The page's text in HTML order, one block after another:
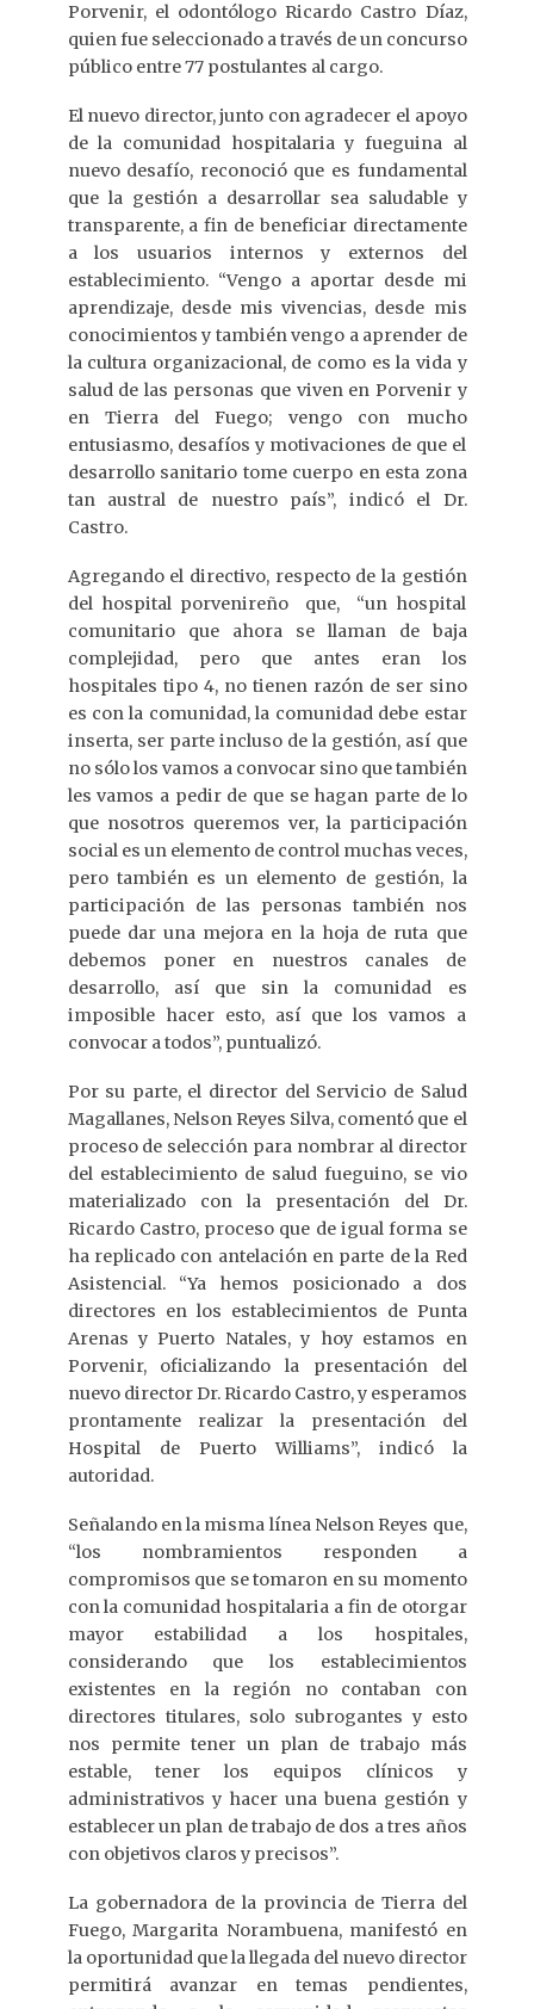
Porvenir, el odontólogo Ricardo Castro Díaz,
quien fue seleccionado a través de un concurso
público entre 77 postulantes al cargo.
El nuevo director, junto con agradecer el apoyo
de la comunidad hospitalaria y fueguina al
nuevo desafío, reconoció que es fundamental
que la gestión a desarrollar sea saludable y
transparente, a fin de beneficiar directamente
a los usuarios internos y externos del
establecimiento. “Vengo a aportar desde mi
aprendizaje, desde mis vivencias, desde mis
conocimientos y también vengo a aprender de
la cultura organizacional, de como es la vida y
salud de las personas que viven en Porvenir y
en Tierra del Fuego; vengo con mucho
entusiasmo, desafíos y motivaciones de que el
desarrollo sanitario tome cuerpo en esta zona
tan austral de nuestro país”, indicó el Dr.
Castro.
Agregando el directivo, respecto de la gestión
del hospital porvenireño que, “un hospital
comunitario que ahora se llaman de baja
complejidad, pero que antes eran los
hospitales tipo 4, no tienen razón de ser sino
es con la comunidad, la comunidad debe estar
inserta, ser parte incluso de la gestión, así que
no sólo los vamos a convocar sino que también
les vamos a pedir de que se hagan parte de lo
que nosotros queremos ver, la participación
social es un elemento de control muchas veces,
pero también es un elemento de gestión, la
participación de las personas también nos
puede dar una mejora en la hoja de ruta que
debemos poner en nuestros canales de
desarrollo, así que sin la comunidad es
imposible hacer esto, así que los vamos a
convocar a todos”, puntualizó.
Por su parte, el director del Servicio de Salud
Magallanes, Nelson Reyes Silva, comentó que el
proceso de selección para nombrar al director
del establecimiento de salud fueguino, se vio
materializado con la presentación del Dr.
Ricardo Castro, proceso que de igual forma se
ha replicado con antelación en parte de la Red
Asistencial. “Ya hemos posicionado a dos
directores en los establecimientos de Punta
Arenas y Puerto Natales, y hoy estamos en
Porvenir, oficializando la presentación del
nuevo director Dr. Ricardo Castro, y esperamos
prontamente realizar la presentación del
Hospital de Puerto Williams”, indicó la
autoridad.
Señalando en la misma línea Nelson Reyes que,
“los nombramientos responden a
compromisos que se tomaron en su momento
con la comunidad hospitalaria a fin de otorgar
mayor estabilidad a los hospitales,
considerando que los establecimientos
existentes en la región no contaban con
directores titulares, solo subrogantes y esto
nos permite tener un plan de trabajo más
estable, tener los equipos clínicos y
administrativos y hacer una buena gestión y
establecer un plan de trabajo de dos a tres años
con objetivos claros y precisos”.
La gobernadora de la provincia de Tierra del
Fuego, Margarita Norambuena, manifestó en
la oportunidad que la llegada del nuevo director
permitirá avanzar en temas pendientes,